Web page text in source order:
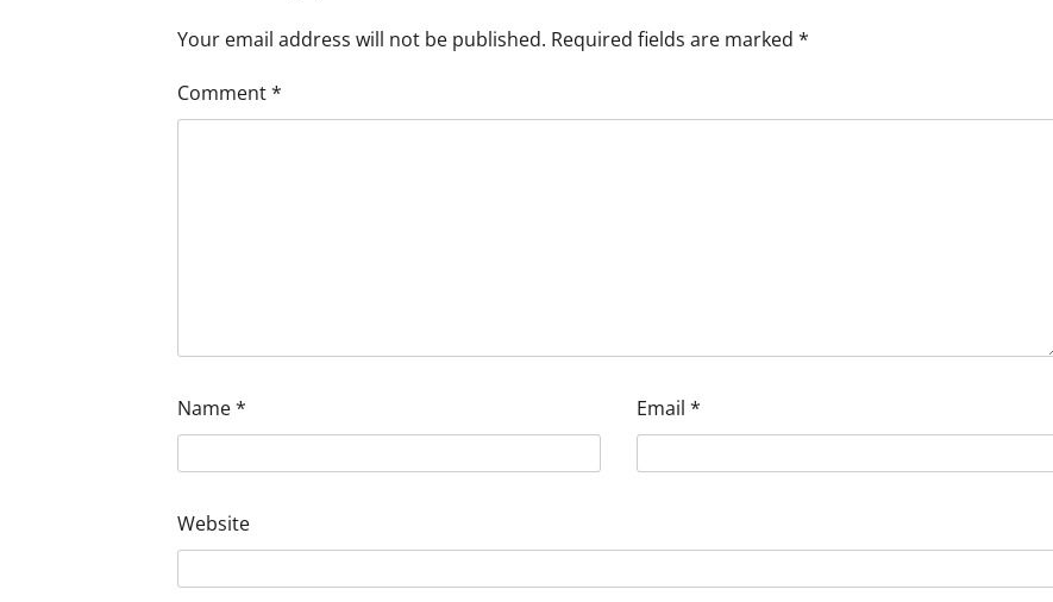
Your email address will not be published. Required fields are marked*
Comment*
Name* Email*
Website